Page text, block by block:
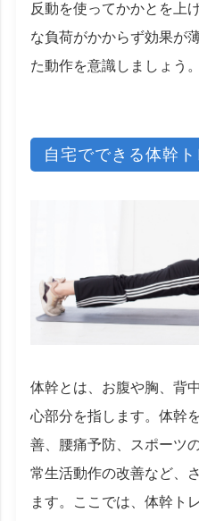
反動を使ってかかとを上
な負荷がかからず効果が
た動作を意識しましょう。
自宅でできる体幹
体幹とは、お腹や胸、背
心部分を指します。体幹
善、腰痛予防、スポーツ
常生活動作の改善など、
ます。ここでは、体幹ト